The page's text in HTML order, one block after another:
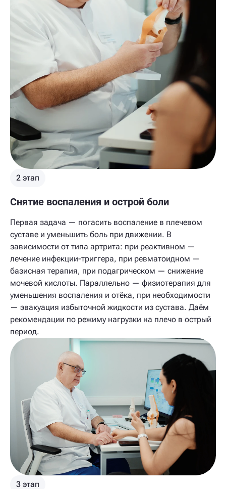
2 этап
Снятие воспаления и острой боли
Первая задача — погасить воспаление в плечевом
суставе и уменьшить боль при движении. В
зависимости от типа артрита: при реактивном —
лечение инфекции-триггера, при ревматоидном —
базисная терапия, при подагрическом — снижение
мочевой кислоты. Параллельно — физиотерапия для
уменьшения воспаления и отёка, при необходимости
— эвакуация избыточной жидкости из сустава. Даём
рекомендации по режиму нагрузки на плечо в острый
период.
3 этап